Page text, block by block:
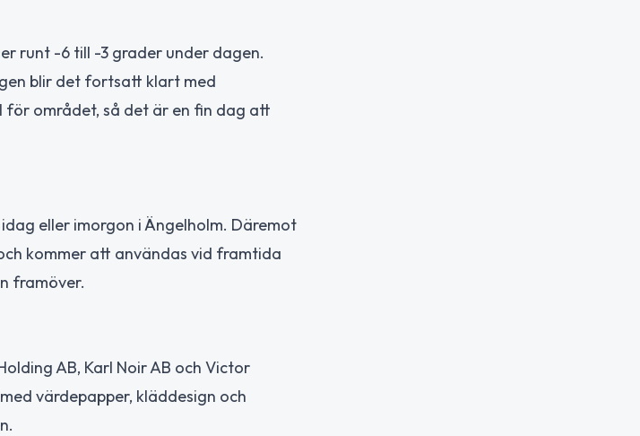
runt -6 till -3 grader under dagen.
blir det fortsatt klart med
för området, så det är en fin dag att
eller imorgon i Ängelholm. Däremot
kommer att användas vid framtida
framöver.
AB, Karl Noir AB och Victor
värdepapper, kläddesign och